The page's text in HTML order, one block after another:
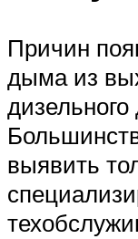
Причин
дыма из
выявить